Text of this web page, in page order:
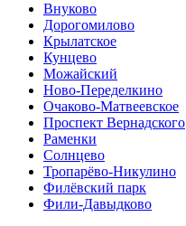
Внуково
Дорогомилово
Крылатское
Кунцево
Можайский
Ново-Переделкино
Очаково-Матвеевское
Проспект Вернадского
Раменки
Солнцево
Тропарёво-Никулино
Филёвский парк
Фили-Давыдково